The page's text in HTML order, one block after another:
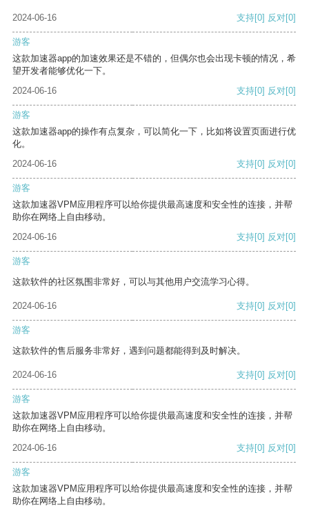
2024-06-16 支持[0] 反对[0]
游客
这款加速器app的加速效果还是不错的，但偶尔也会出现卡顿的情况，希
望开发者能够优化一下。
2024-06-16
支持[0] 反对[0]
游客
这款加速器app的操作有点复杂，可以简化一下，比如将设置页面进行优
化。
2024-06-16
支持[0] 反对[0]
游客
这款加速器VPM应用程序可以给你提供最高速度和安全性的连接，并帮
助你在网络上自由移动。
2024-06-16
支持[0] 反对[0]
游客
这款软件的社区氛围非常好，可以与其他用户交流学习心得。
2024-06-16 支持[0] 反对[0]
游客
这款软件的售后服务非常好，遇到问题都能得到及时解决。
2024-06-16 支持[0] 反对[0]
游客
这款加速器VPM应用程序可以给你提供最高速度和安全性的连接，并帮
助你在网络上自由移动。
2024-06-16
支持[0] 反对[0]
游客
这款加速器VPM应用程序可以给你提供最高速度和安全性的连接，并帮
助你在网络上自由移动。